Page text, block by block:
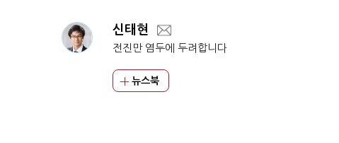
신태현
전진만 염두에 두려합니다
뉴스북